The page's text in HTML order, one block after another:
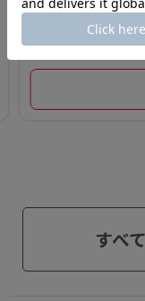
すべ